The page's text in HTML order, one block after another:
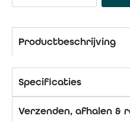
Productbeschrijving
Specificaties
Verzenden, afhalen &